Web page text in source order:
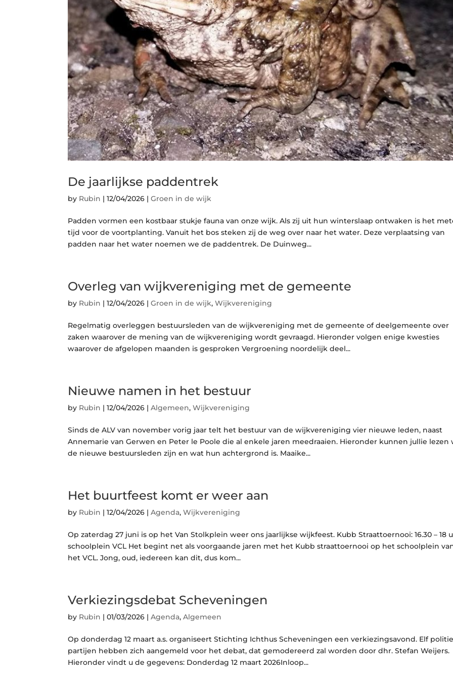
De jaarlijkse paddentrek
by Rubin |12/04/2026 |Groen in de wijk
Padden vormen een kostbaar stukje fauna van onze wijk. Als zij uit hun winterslaap ontwaken is het
tijd voor de voortplanting. Vanuit het bos steken zij de weg over naar het water. Deze verplaatsing van
padden naar het water noemen we de paddentrek. De Duinweg...
Overleg van wijkvereniging met de gemeente
by Rubin |12/04/2026 |Groen in de wijk,Wijkvereniging
Regelmatig overleggen bestuursleden van de wijkvereniging met de gemeente of deelgemeente over
zaken waarover de mening van de wijkvereniging wordt gevraagd. Hieronder volgen enige kwesties
waarover de afgelopen maanden is gesproken Vergroening noordelijk deel...
Nieuwe namen in het bestuur
by Rubin |12/04/2026 |Algemeen,Wijkvereniging
Sinds de ALV van november vorig jaar telt het bestuur van de wijkvereniging vier nieuwe leden, naast
Annemarie van Gerwen en Peter le Poole die al enkele jaren meedraaien. Hieronder kunnen jullie lezen
de nieuwe bestuursleden zijn en wat hun achtergrond is. Maaike...
Het buurtfeest komt er weer aan
by Rubin |12/04/2026 |Agenda,Wijkvereniging
Op zaterdag 27 juni is op het Van Stolkplein weer ons jaarlijkse wijkfeest. Kubb Straattoernooi: 16.30 – 18
schoolplein VCL Het begint net als voorgaande jaren met het Kubb straattoernooi op het schoolplein
het VCL. Jong, oud, iedereen kan dit, dus kom...
Verkiezingsdebat Scheveningen
by Rubin |01/03/2026 |Agenda,Algemeen
Op donderdag 12 maart a.s. organiseert Stichting Ichthus Scheveningen een verkiezingsavond. Elf
partijen hebben zich aangemeld voor het debat, dat gemodereerd zal worden door dhr. Stefan Weijers.
Hieronder vindt u de gegevens: Donderdag 12 maart 2026Inloop...